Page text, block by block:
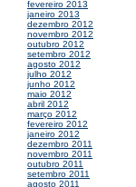
fevereiro 2013
janeiro 2013
dezembro 2012
novembro 2012
outubro 2012
setembro 2012
agosto 2012
julho 2012
junho 2012
maio 2012
abril 2012
março 2012
fevereiro 2012
janeiro 2012
dezembro 2011
novembro 2011
outubro 2011
setembro 2011
agosto 2011